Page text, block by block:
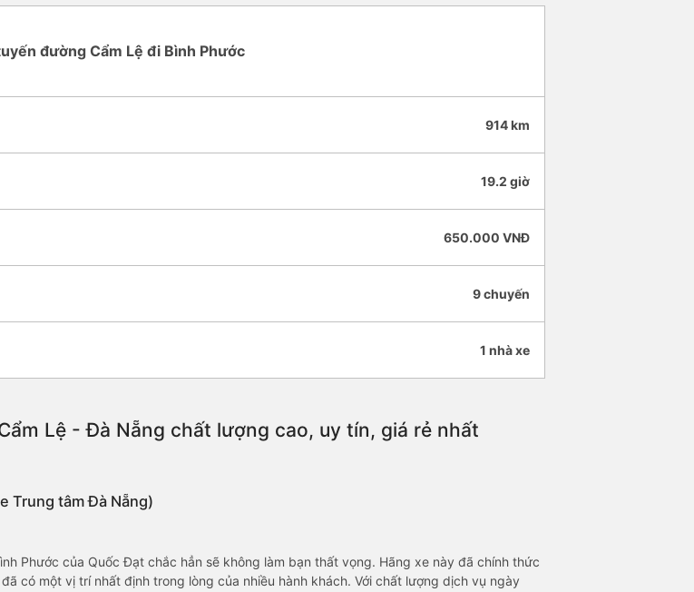
đường Cẩm Lệ đi Bình Phước
914 km
19.2 giờ
650.000 VNĐ
9 chuyến
1 nhà xe
Lệ - Đà Nẵng chất lượng cao, uy tín, giá rẻ nhất
Trung tâm Đà Nẵng)
Phước của Quốc Đạt chắc hẳn sẽ không làm bạn thất vọng. Hãng xe này đã chính thức
có một vị trí nhất định trong lòng của nhiều hành khách. Với chất lượng dịch vụ ngày